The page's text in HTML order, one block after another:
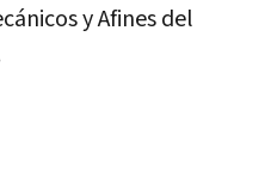
y Afines del